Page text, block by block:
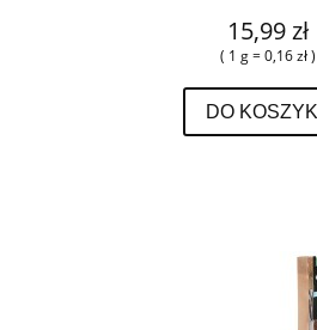
15,99 zł
( 1 g = 0,16 zł )
DO